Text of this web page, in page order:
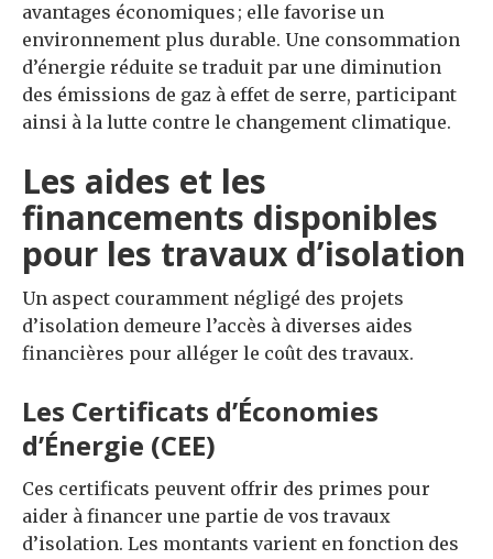
avantages économiques ; elle favorise un
environnement plus durable. Une consommation
d’énergie réduite se traduit par une diminution
des émissions de gaz à effet de serre, participant
ainsi à la lutte contre le changement climatique.
Les aides et les
financements disponibles
pour les travaux d’isolation
Un aspect couramment négligé des projets
d’isolation demeure l’accès à diverses aides
financières pour alléger le coût des travaux.
Les Certificats d’Économies
d’Énergie (CEE)
Ces certificats peuvent offrir des primes pour
aider à financer une partie de vos travaux
d’isolation. Les montants varient en fonction des